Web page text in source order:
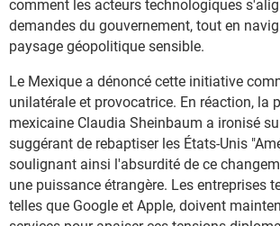
comment les acteurs technologiques
demandes du gouvernement, tout en
paysage géopolitique sensible.
Le Mexique a dénoncé cette initiative
unilatérale et provocatrice. En réaction, la
mexicaine Claudia Sheinbaum a ironisé
suggérant de rebaptiser les États-Unis
soulignant ainsi l'absurdité de ce
une puissance étrangère. Les entreprises
telles que Google et Apple, doivent